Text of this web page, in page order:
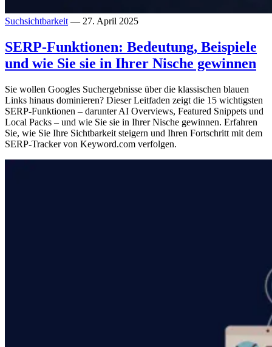
Suchsichtbarkeit — 27. April 2025
SERP-Funktionen: Bedeutung, Beispiele
und wie Sie sie in Ihrer Nische gewinnen
Sie wollen Googles Suchergebnisse über die klassischen blauen
Links hinaus dominieren? Dieser Leitfaden zeigt die 15 wichtigsten
SERP-Funktionen – darunter AI Overviews, Featured Snippets und
Local Packs – und wie Sie sie in Ihrer Nische gewinnen. Erfahren
Sie, wie Sie Ihre Sichtbarkeit steigern und Ihren Fortschritt mit dem
SERP-Tracker von Keyword.com verfolgen.